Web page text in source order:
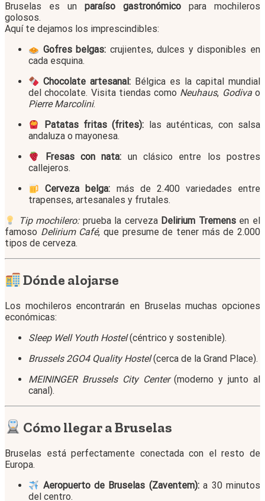
Bruselas es un paraíso gastronómico para mochileros
golosos.
Aquí te dejamos los imprescindibles:
Gofres belgas: crujientes, dulces y disponibles en
cada esquina.
Chocolate artesanal: Bélgica es la capital mundial
del chocolate. Visita tiendas como Neuhaus, Godivao
Pierre Marcolini.
Patatas fritas (frites): las auténticas, con salsa
andaluza o mayonesa.
Fresas con nata: un clásico entre los postres
callejeros.
Cerveza belga: más de 2.400 variedades entre
trapenses, artesanales y frutales.
Tip mochilero:prueba la cerveza Delirium Tremensen el
famoso Delirium Café, que presume de tener más de 2.000
tipos de cerveza.
Dónde alojarse
Los mochileros encontrarán en Bruselas muchas opciones
económicas:
Sleep Well Youth Hostel(céntrico y sostenible).
Brussels 2GO4 Quality Hostel(cerca de la Grand Place).
MEININGER Brussels City Center(moderno y junto al
canal).
Cómo llegar a Bruselas
Bruselas está perfectamente conectada con el resto de
Europa.
Aeropuerto de Bruselas (Zaventem):a 30 minutos
del centro.